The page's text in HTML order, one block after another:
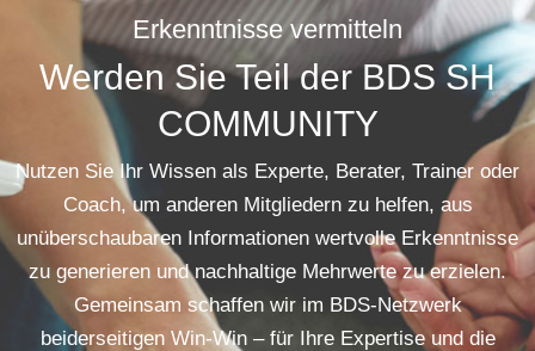
Erkenntnisse vermitteln
Werden Sie Teil der BDS SH
COMMUNITY
Nutzen Sie Ihr Wissen als Experte, Berater, Trainer oder
Coach, um anderen Mitgliedern zu helfen, aus
unüberschaubaren Informationen wertvolle Erkenntnisse
zu generieren und nachhaltige Mehrwerte zu erzielen.
Gemeinsam schaffen wir im BDS-Netzwerk
beiderseitigen Win-Win – für Ihre Expertise und die